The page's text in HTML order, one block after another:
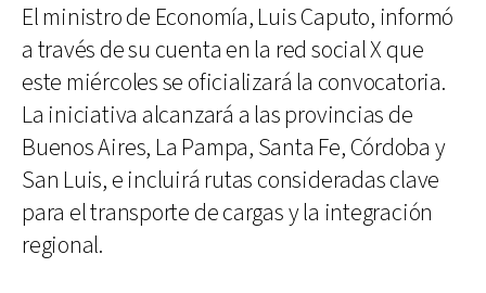
El ministro de Economía, Luis Caputo, informó
a través de su cuenta en la red social X que
este miércoles se oficializará la convocatoria.
La iniciativa alcanzará a las provincias de
Buenos Aires, La Pampa, Santa Fe, Córdoba y
San Luis, e incluirá rutas consideradas clave
para el transporte de cargas y la integración
regional.